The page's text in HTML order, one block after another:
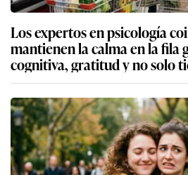
Los expertos en psicología
mantienen la calma en la fila
cognitiva, gratitud y no solo